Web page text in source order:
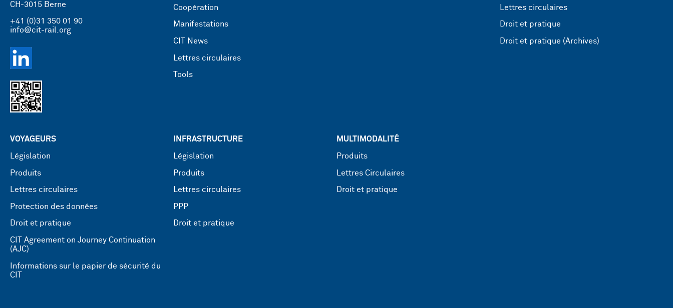
Coopération
Manifestations
CIT News
Lettres circulaires
Tools
Lettres circulaires
Droit et pratique
Droit et pratique (Archives)
VOYAGEURS
Législation
Produits
Lettres circulaires
Protection des données
Droit et pratique
CIT Agreement on Journey Continuation
(AJC)
Informations sur le papier de sécurité du
CIT
INFRASTRUCTURE
Législation
Produits
Lettres circulaires
PPP
Droit et pratique
MULTIMODALITÉ
Produits
Lettres Circulaires
Droit et pratique
CH-3015 Berne
+41 (0)31 350 01 90
info@cit-rail.org